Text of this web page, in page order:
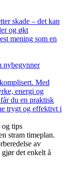
skade – det kan
og økt
mening som en
nybegynner
Med
energi og
du en praktisk
trygt og effektivt i
og tips
stram timeplan.
av
det enkelt å